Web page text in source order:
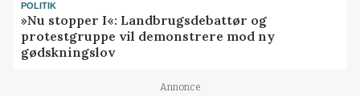
POLITIK
»Nu stopper I«: Landbrugsdebattør og
protestgruppe vil demonstrere mod ny
gødskningslov
Annonce